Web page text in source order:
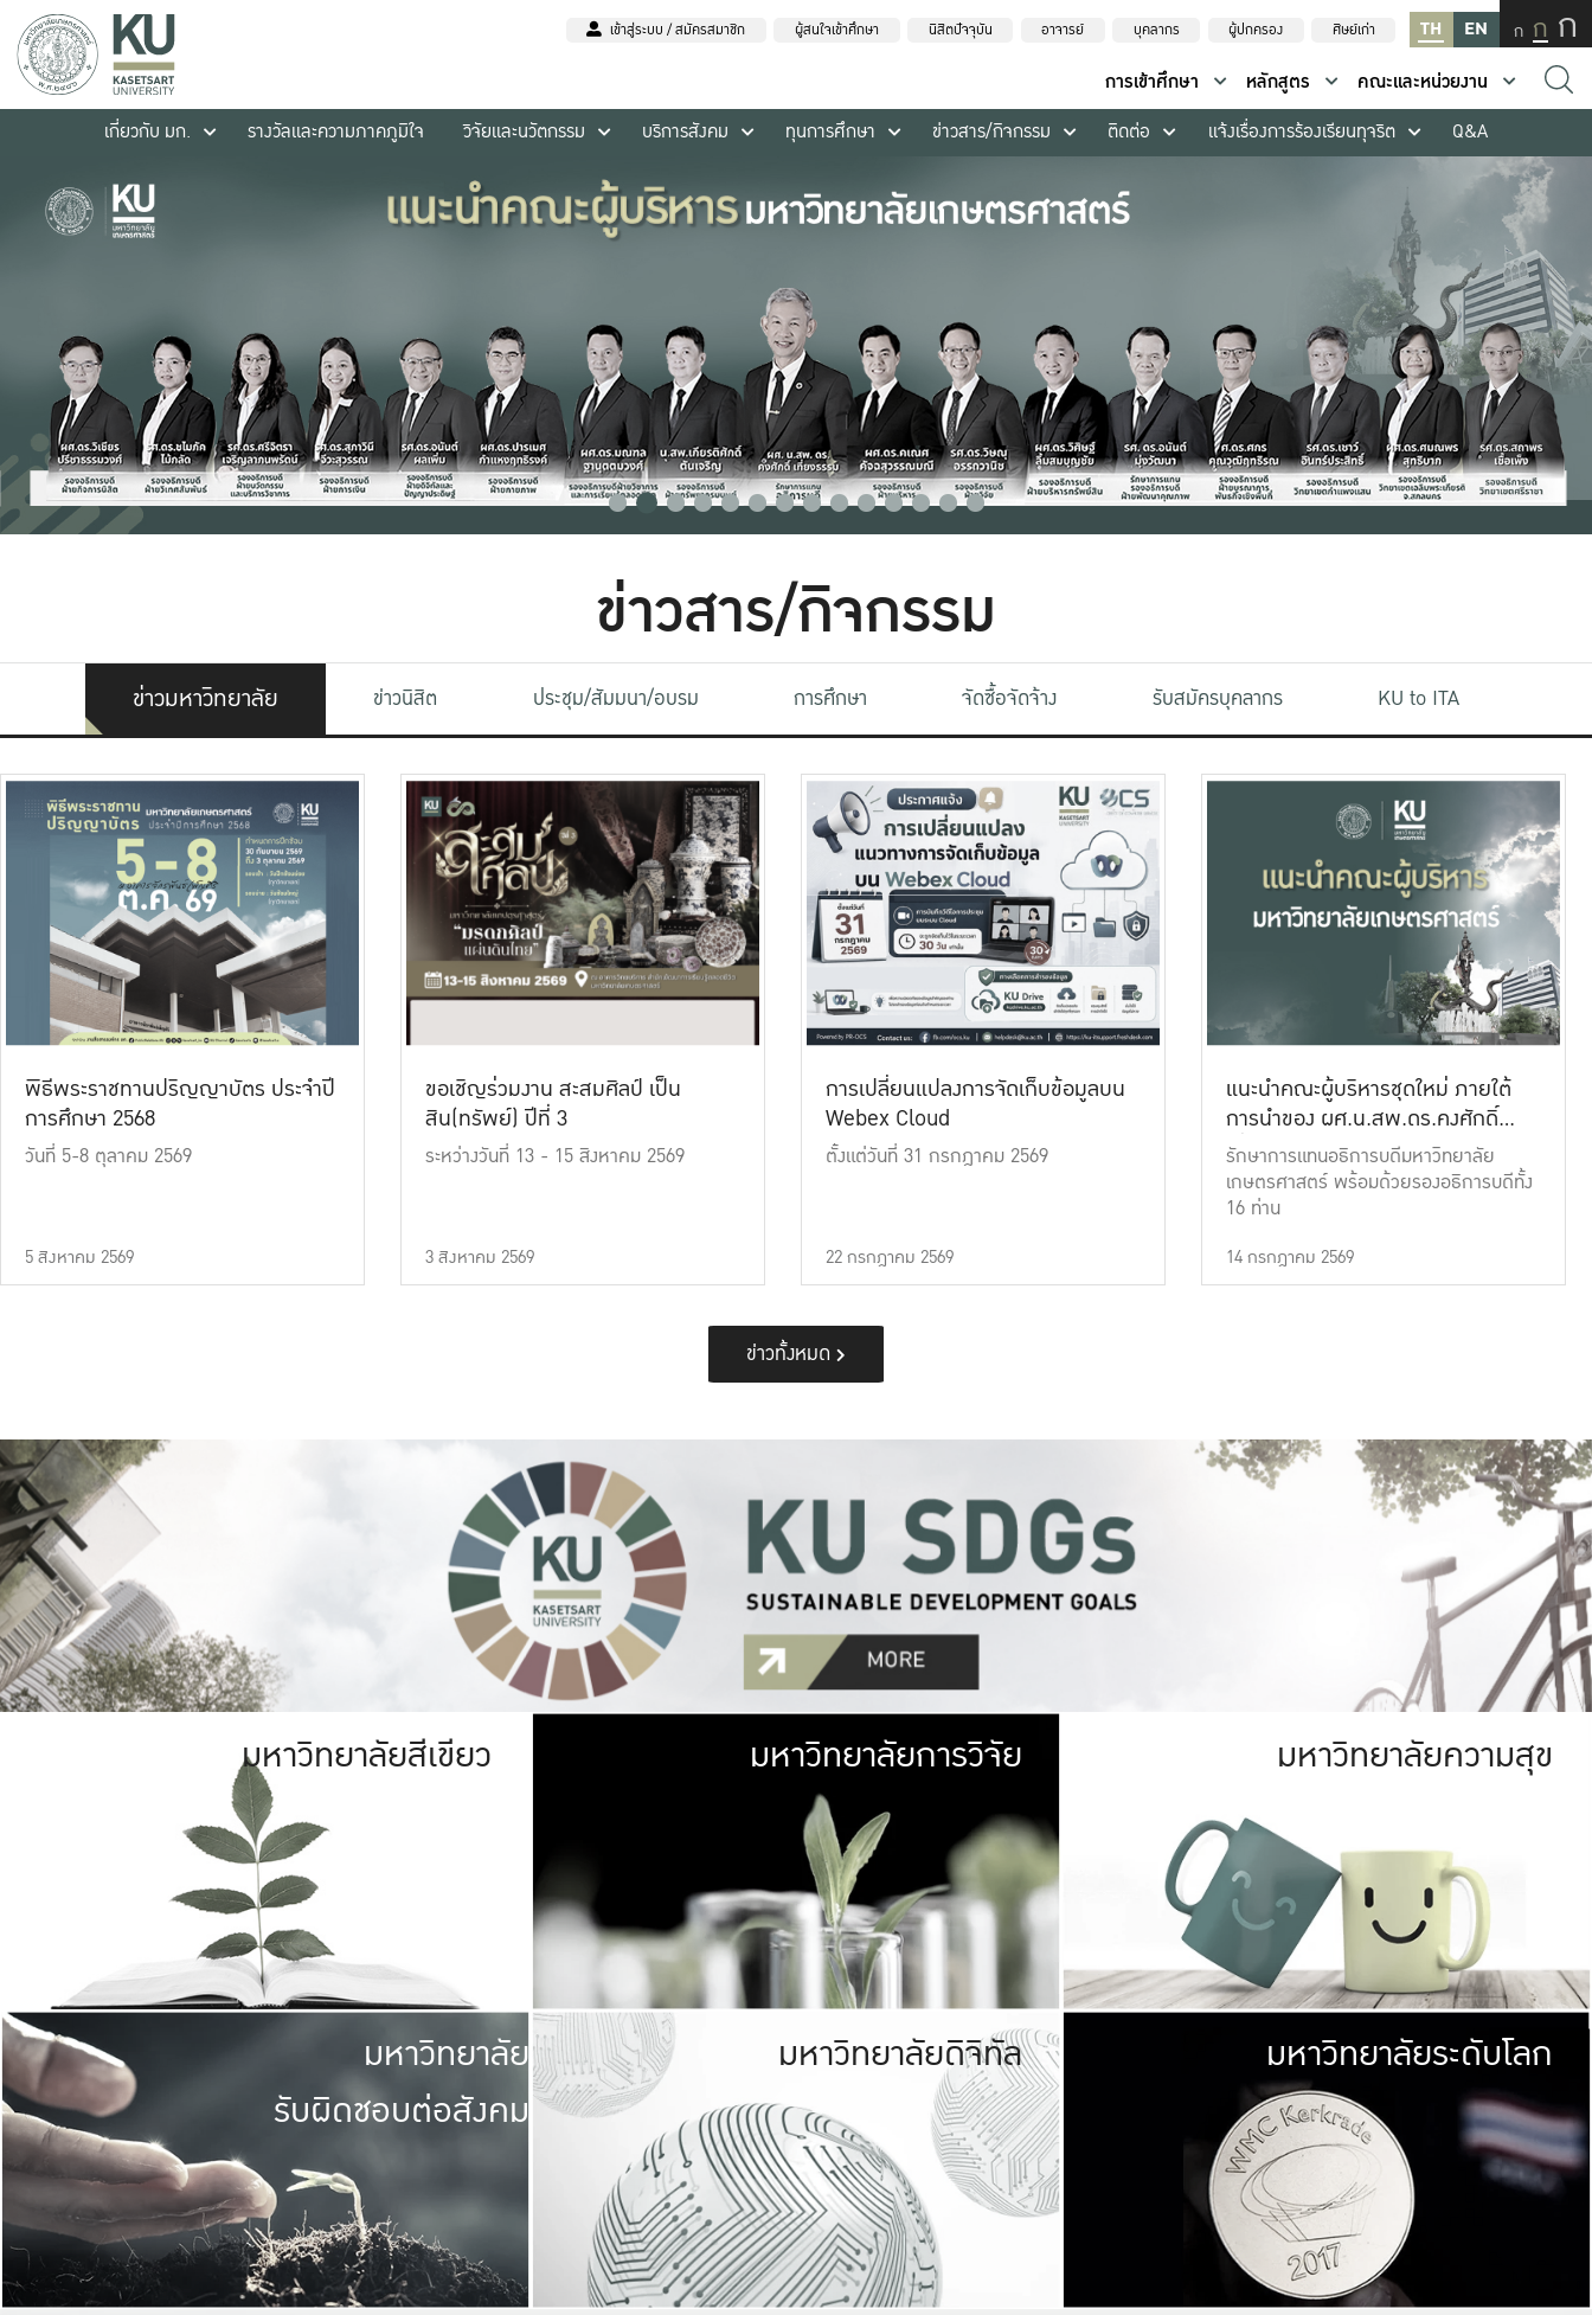
เข้าสู่ระบบ / สมัครสมาชิก ผู้สนใจเข้าศึกษา นิสิตปัจจุบัน อาจารย์ บุคลากร ผู้ปกครอง ศิษย์เก่า TH EN ก ก ก
การเข้าศึกษา หลักสูตร
คณะและหน่วยงาน
เกี่ยวกับ มก.
รางวัลและความภาคภูมิใจ วิจัยและนวัตกรรม บริการสังคม ทุนการศึกษา ข่าวสาร/กิจกรรม ติดต่อ แจ้งเรื่องการร้องเรียนทุจริต Q&A
ข่าวสาร/กิจกรรม
ข่าวมหาวิทยาลัย ข่าวนิสิต ประชุม/สัมมนา/อบรม การศึกษา จัดซื้อจัดจ้าง รับสมัครบุคลากร KU to ITA
พิธีพระราชทานปริญญาบัตร ประจำปี
การศึกษา 2568
วันที่ 5-8 ตุลาคม 2569
5 สิงหาคม 2569
ขอเชิญร่วมงาน สะสมศิลป์ เป็น
สิน(ทรัพย์) ปีที่ 3
ระหว่างวันที่ 13 - 15 สิงหาคม 2569
3 สิงหาคม 2569
การเปลี่ยนแปลงการจัดเก็บข้อมูลบน
Webex Cloud
ตั้งแต่วันที่ 31 กรกฎาคม 2569
22 กรกฎาคม 2569
แนะนำคณะผู้บริหารชุดใหม่ ภายใต้
การนำของ ผศ.น.สพ.ดร.คงศักดิ์
เที่ยงธรรม
รักษาการแทนอธิการบดีมหาวิทยาลัย
เกษตรศาสตร์ พร้อมด้วยรองอธิการบดีทั้ง
16 ท่าน
14 กรกฎาคม 2569
ข่าวทั้งหมด
มหาวิทยาลัยสีเขียว มหาวิทยาลัย
เกษตรศาสตร์ มีพื้นที่เขียวสดใส หนาแน่น
เป็นป่าในเมือง (URBAN FOREST)
เกษตรในเมือง (URBAN AGRICULTURE)
ที่นับรวมกันได้ประมาณ 1,400 ไร่
มหาวิทยาลัยการวิจัย มหาวิทยาลัย
ให้กับประชาชน
มหาวิทยาลัยความสุข
มหาวิทยาลัย
รับผิดชอบต่อสังคม
มหาวิทยาลัยรับผิดชอบต่อสังคม
ร่วมมือกับชุมชน เพื่อความกินดีอยู่ดี
และความสุขอย่างยั่งยืน
มองปัญหาในภาพกว้าง
แก้ไขจากปัญหาจุดเล็กๆ
มหาวิทยาลัยดิจิทัล มหาวิทยา
พร้อมที่จ
และผลักดันในการใช้ระบบส
เพื่อการทำงานแ
มหาวิทยาลัยระดับโลก